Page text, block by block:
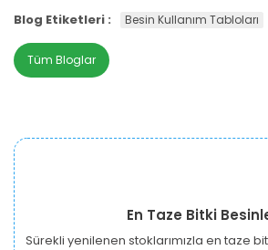
Blog Etiketleri : Besin Kullanım Tabloları
Tüm Bloglar
En Taze Bitki
Sürekli yenilenen stoklarımızla en taze